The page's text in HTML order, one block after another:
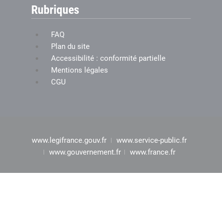
Rubriques
FAQ
Plan du site
Accessibilité : conformité partielle
Mentions légales
CGU
www.legifrance.gouv.fr
www.service-public.fr
www.gouvernement.fr
www.france.fr